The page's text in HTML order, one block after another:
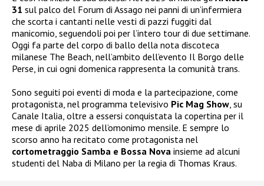
31 sul palco del Forum di Assago nei panni di un’infermiera
che scorta i cantanti nelle vesti di pazzi fuggiti dal
manicomio, seguendoli poi per l’intero tour di due settimane.
Oggi fa parte del corpo di ballo della nota discoteca
milanese The Beach, nell’ambito dell’evento Il Borgo delle
Perse, in cui ogni domenica rappresenta la comunità trans.
Sono seguiti poi eventi di moda e la partecipazione, come
protagonista, nel programma televisivo Pic Mag Show, su
Canale Italia, oltre a essersi conquistata la copertina per il
mese di aprile 2025 dell’omonimo mensile. E sempre lo
scorso anno ha recitato come protagonista nel
cortometraggio Samba e Bossa Nova insieme ad alcuni
studenti del Naba di Milano per la regia di Thomas Kraus.